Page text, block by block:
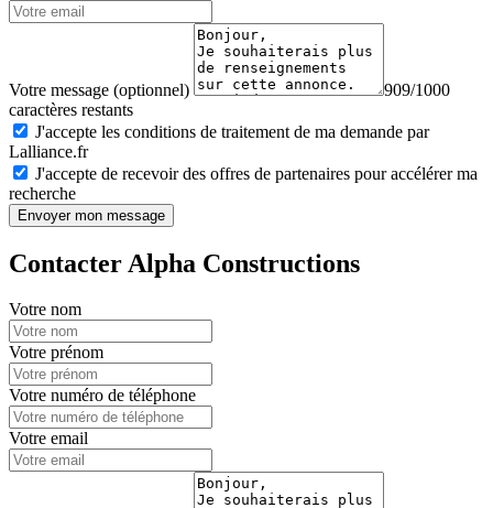
Votre message (optionnel)
909/1000
caractères restants
J'accepte les conditions de traitement de ma demande par
Lalliance.fr
J'accepte de recevoir des offres de partenaires pour accélérer ma
recherche
Envoyer mon message
Contacter Alpha Constructions
Votre nom
Votre prénom
Votre numéro de téléphone
Votre email